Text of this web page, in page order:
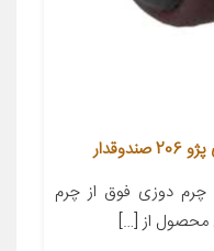
دوزی فوق از چرم
محصول از […]